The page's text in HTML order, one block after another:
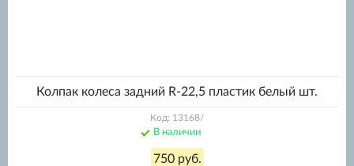
Колпак колеса задний R-22,5 пластик белый шт.
Код: 13168/
В наличии
750 руб.